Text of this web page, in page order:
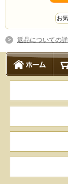
返品についての